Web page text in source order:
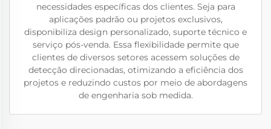
necessidades específicas dos clientes. Seja para
aplicações padrão ou projetos exclusivos,
disponibiliza design personalizado, suporte técnico e
serviço pós-venda. Essa flexibilidade permite que
clientes de diversos setores acessem soluções de
detecção direcionadas, otimizando a eficiência dos
projetos e reduzindo custos por meio de abordagens
de engenharia sob medida.